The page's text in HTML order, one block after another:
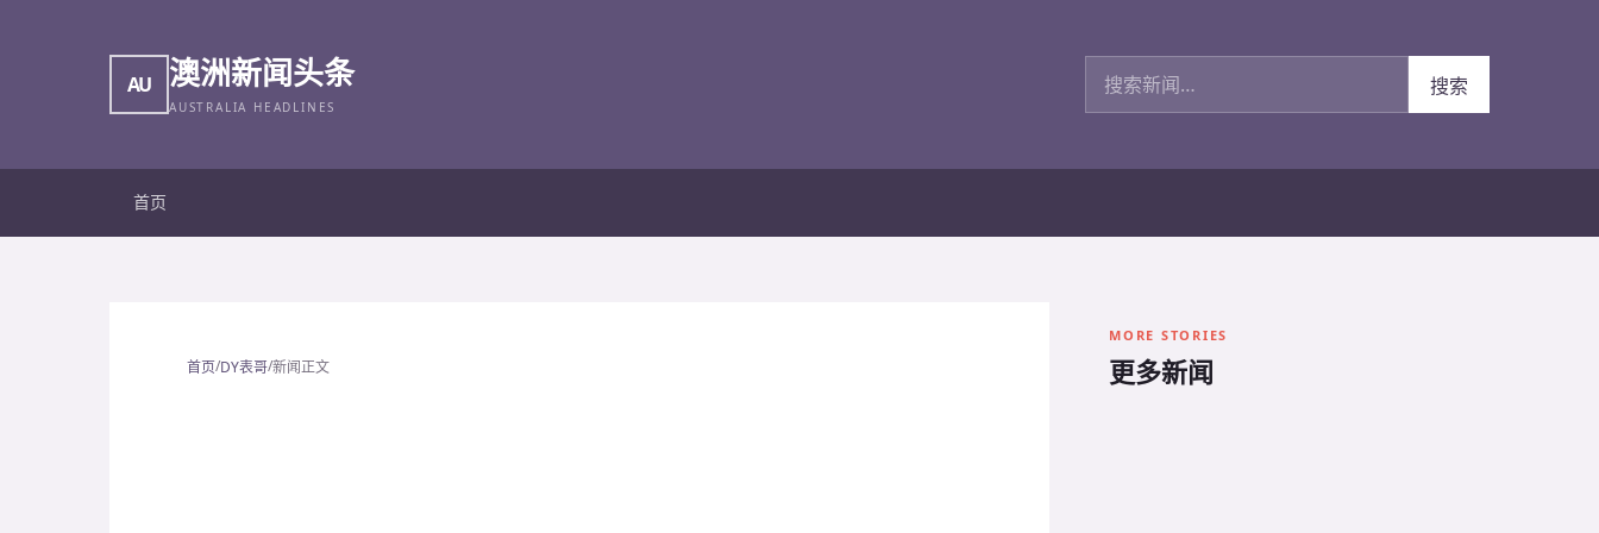
AU 澳洲新闻头条
AUSTRALIA HEADLINES
搜索新闻
搜索
首页
首页/DY表哥/新闻正文
MORE STORIES
更多新闻